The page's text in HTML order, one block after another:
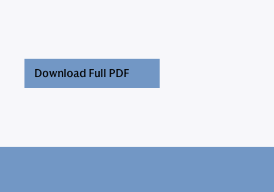
Download Full PDF